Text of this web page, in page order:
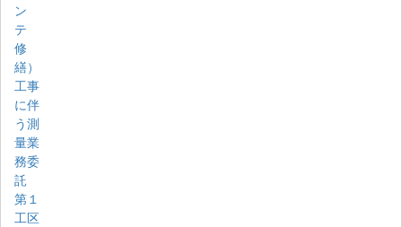
ン
テ
修
繕）
工事
に伴
う測
量業
務委
託
第１
工区